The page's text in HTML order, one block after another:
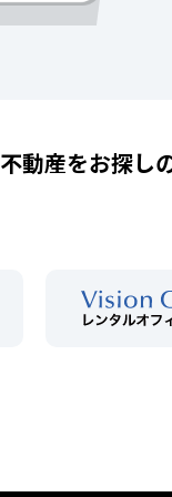
不動産をお探し